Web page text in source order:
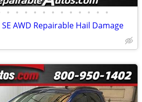
• • • • • • • • • • • •
AWD Repairable Hail Damage